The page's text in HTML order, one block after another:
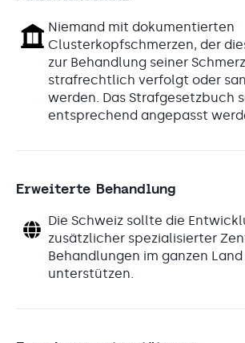
Niemand mit dokumentierten
Clusterkopfschmerzen, der
zur Behandlung seiner
strafrechtlich verfolgt oder
werden. Das Strafgesetzbuch
entsprechend angepasst
Erweiterte Behandlung
Die Schweiz sollte die
zusätzlicher spezialisierter
Behandlungen im ganzen
unterstützen.